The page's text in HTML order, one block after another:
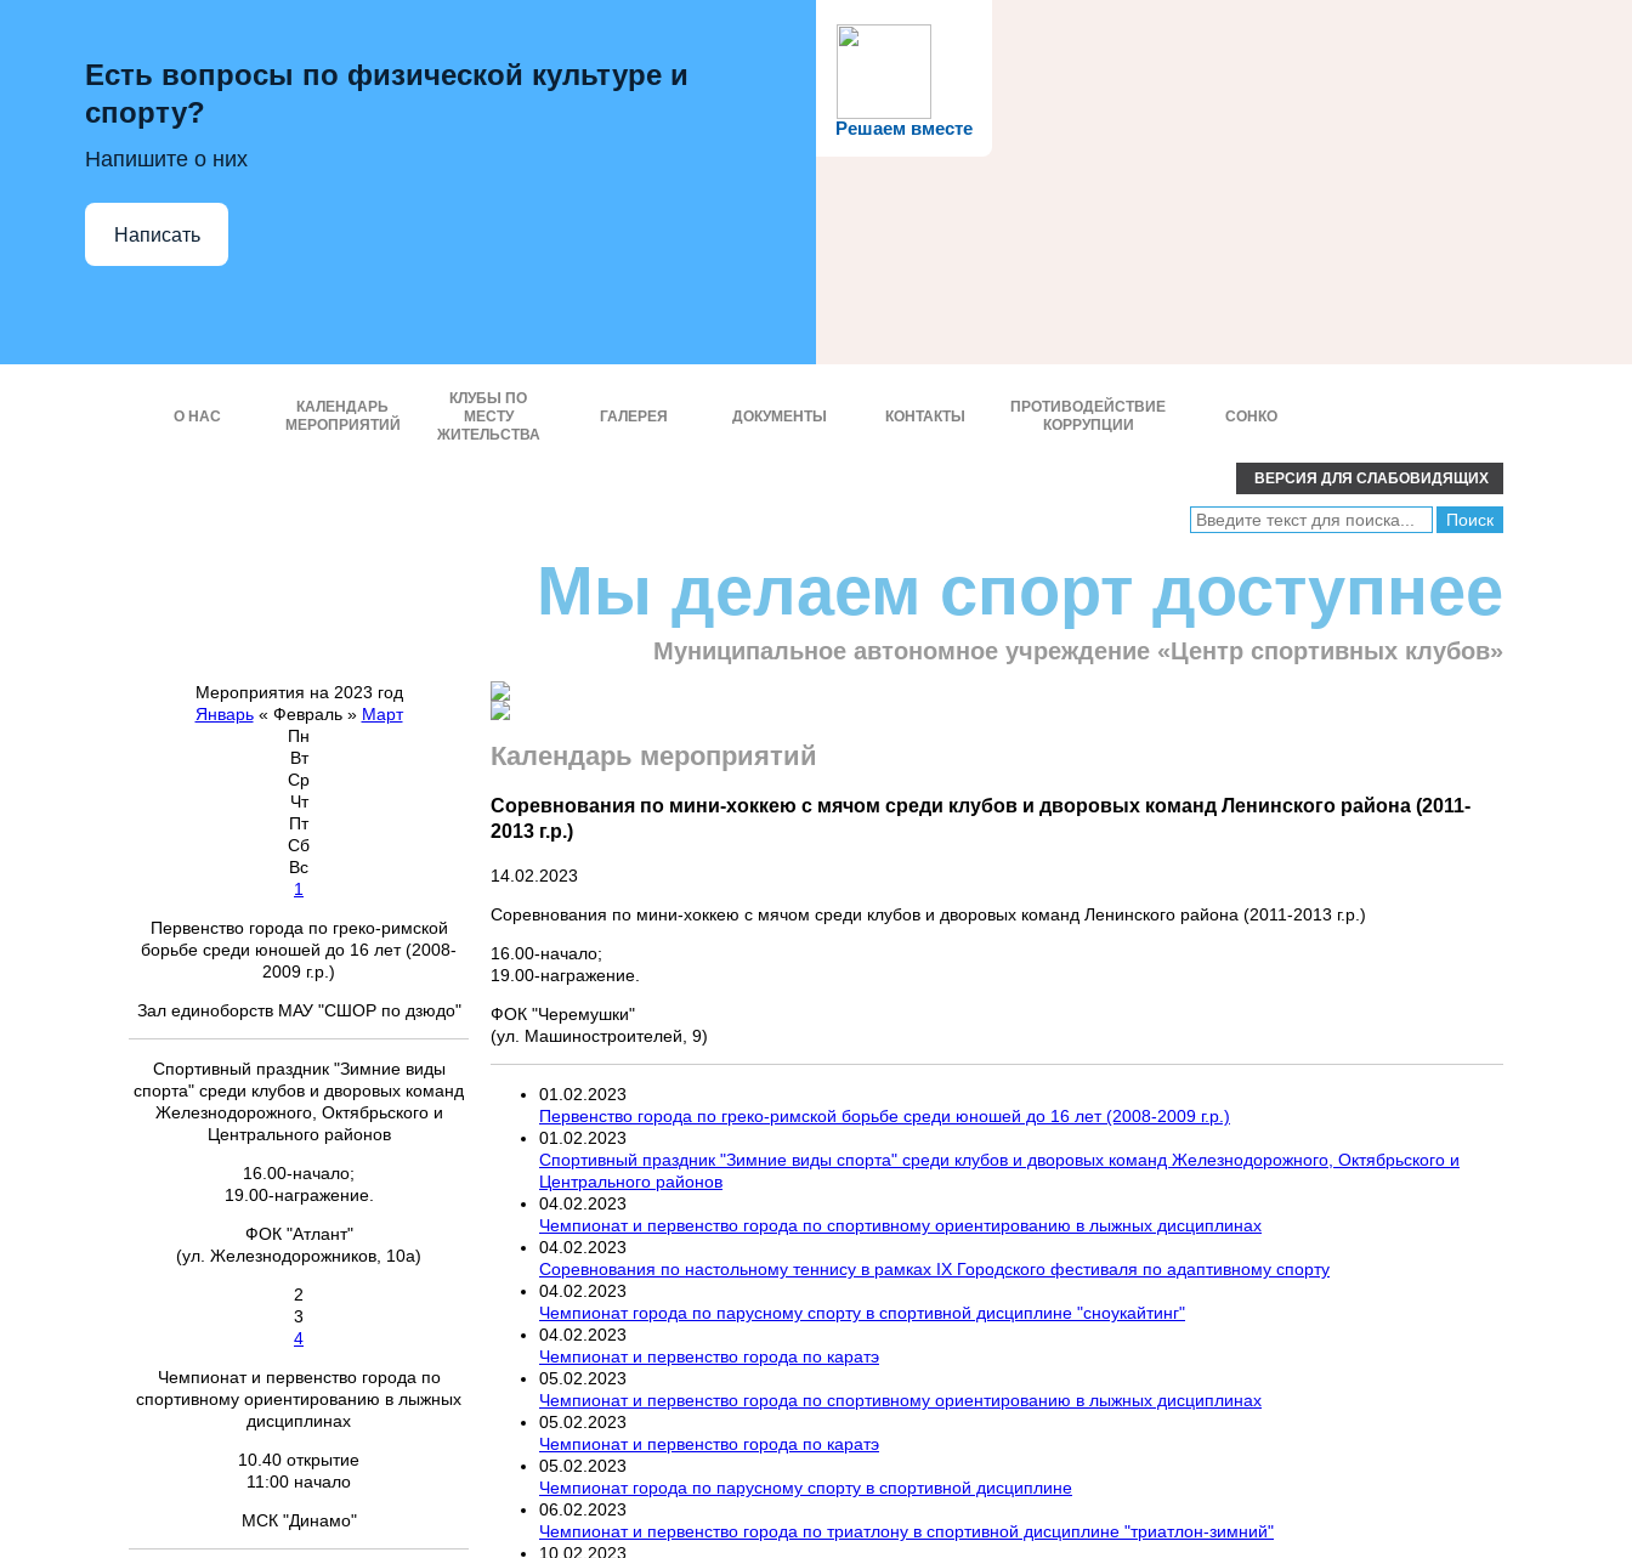
Решаем вместе
Есть вопросы по физической культуре и
спорту?
Напишите о них
Написать
О НАС
КАЛЕНДАРЬ
МЕРОПРИЯТИЙ
КЛУБЫ ПО
МЕСТУ
ЖИТЕЛЬСТВА
ГАЛЕРЕЯ ДОКУМЕНТЫ КОНТАКТЫ
ПРОТИВОДЕЙСТВИЕ
КОРРУПЦИИ
СОНКО
ВЕРСИЯ ДЛЯ СЛАБОВИДЯЩИХ
Мы делаем спорт доступнее
Муниципальное автономное учреждение «Центр спортивных клубов»
Мероприятия на 2023 год
Январь« Февраль» Март
Пн
Вт
Ср
Чт
Пт
Сб
Вс
1
Первенство города по греко-римской
борьбе среди юношей до 16 лет (2008-
2009 г.р.)
Зал единоборств МАУ "СШОР по дзюдо"
Спортивный праздник "Зимние виды
спорта" среди клубов и дворовых команд
Железнодорожного, Октябрьского и
Центрального районов
16.00-начало;
19.00-награжение.
ФОК "Атлант"
(ул. Железнодорожников, 10а)
2
3
4
Чемпионат и первенство города по
спортивному ориентированию в лыжных
дисциплинах
10.40 открытие
11:00 начало
МСК "Динамо"
Календарь мероприятий
Соревнования по мини-хоккею с мячом среди клубов и дворовых команд Ленинского района (2011-
2013 г.р.)
14.02.2023
Соревнования по мини-хоккею с мячом среди клубов и дворовых команд Ленинского района (2011-2013 г.р.)
16.00-начало;
19.00-награжение.
ФОК "Черемушки"
(ул. Машиностроителей, 9)
01 02 2023
Первенство города по греко-римской борьбе среди юношей до 16 лет (2008-2009 г.р.)
01 02 2023
Спортивный праздник "Зимние виды спорта" среди клубов и дворовых команд Железнодорожного, Октябрьского и
Центрального районов
04 02 2023
Чемпионат и первенство города по спортивному ориентированию в лыжных дисциплинах
04 02 2023
Соревнования по настольному теннису в рамках IX Городского фестиваля по адаптивному спорту
04 02 2023
Чемпионат города по парусному спорту в спортивной дисциплине "сноукайтинг"
04 02 2023
Чемпионат и первенство города по каратэ
05 02 2023
Чемпионат и первенство города по спортивному ориентированию в лыжных дисциплинах
05 02 2023
Чемпионат и первенство города по каратэ
05 02 2023
Чемпионат города по парусному спорту в спортивной дисциплине
06 02 2023
Чемпионат и первенство города по триатлону в спортивной дисциплине "триатлон-зимний"
10 02 2023